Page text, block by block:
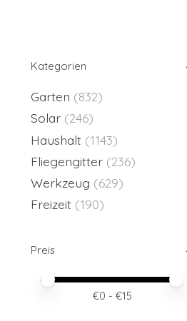
Kategorien
Garten (832)
Solar (246)
Haushalt (1143)
Fliegengitter (236)
Werkzeug (629)
Freizeit (190)
Preis
Preis – Mindestwert
Price maximum value
€0 - €15